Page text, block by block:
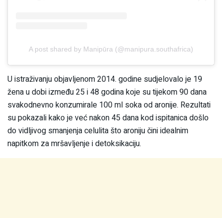
A post shared by Manipūra (@manipura.southafrica)
U istraživanju objavljenom 2014. godine sudjelovalo je 19
žena u dobi između 25 i 48 godina koje su tijekom 90 dana
svakodnevno konzumirale 100 ml soka od aronije. Rezultati
su pokazali kako je već nakon 45 dana kod ispitanica došlo
do vidljivog smanjenja celulita što aroniju čini idealnim
napitkom za mršavljenje i detoksikaciju.